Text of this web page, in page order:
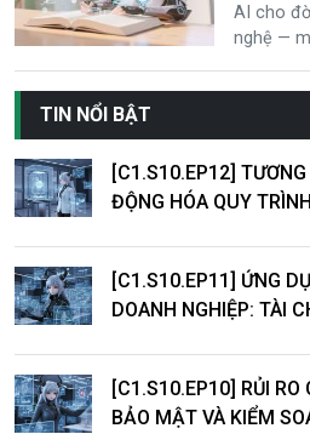
AI cho
nghệ —
cải thiện
TIN NỔI BẬT
[C1.S10.EP12]
ĐỘNG HÓA QUY
[C1.S10.EP11] ỨNG
DOANH NGHIỆP: TÀI
[C1.S10.EP10] RỦI RO
BẢO MẬT VÀ KIỂM